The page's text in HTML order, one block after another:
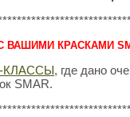
ВАШИМИ КРАСКАМИ
КЛАССЫ, где дано
SMAR.